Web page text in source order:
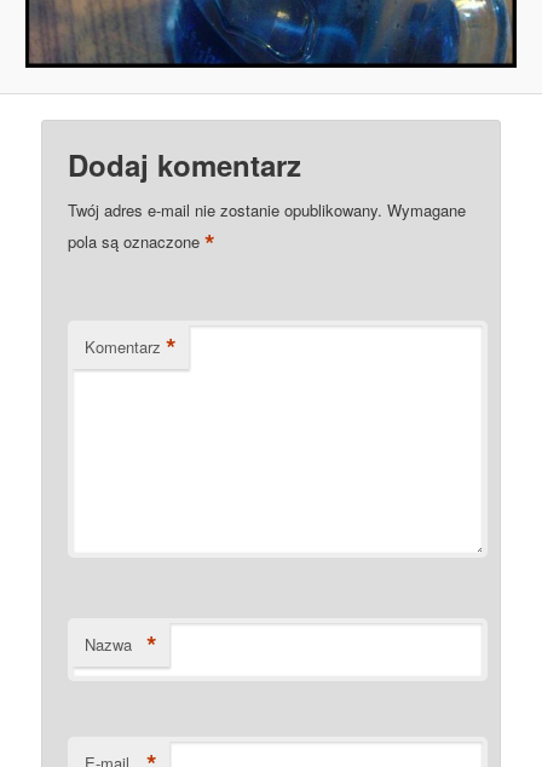
Dodaj komentarz
Twój adres e-mail nie zostanie opublikowany. Wymagane
pola są oznaczone*
Komentarz *
Nazwa *